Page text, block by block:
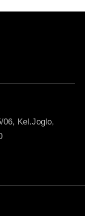
06, Kel.Joglo,